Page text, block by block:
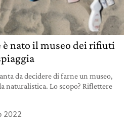
è nato il museo dei rifiuti
da decidere di farne un museo,
naturalistica. Lo scopo? Riflettere
2022